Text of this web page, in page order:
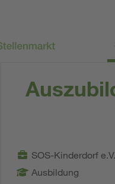
SOS-Kinderdorf
Ausbildung